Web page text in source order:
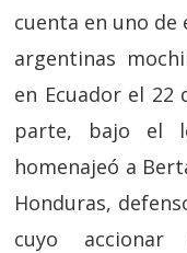
cuenta en uno de
argentinas
en Ecuador el 22
parte, bajo el
homenajeó a
Honduras,
cuyo